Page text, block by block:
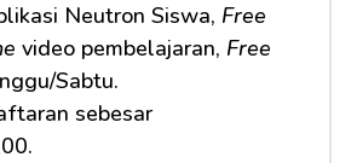
Neutron Siswa, Free
video pembelajaran, Free
Sabtu.
sebesar